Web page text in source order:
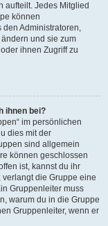
aufteilt. Jedes Mitglied
können
den Administratoren,
und sie zum
ihnen Zugriff zu
ihnen bei?
im persönlichen
dies mit der
sind allgemein
können geschlossen
ist, kannst du ihr
die Gruppe eine
Gruppenleiter muss
warum du in die Gruppe
Gruppenleiter, wenn er